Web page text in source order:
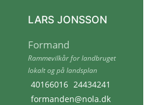
LARS JONSSON
Formand
Rammevilkår for landbruget
lokalt og på landsplan
40166016 24434241
formanden@nola.dk